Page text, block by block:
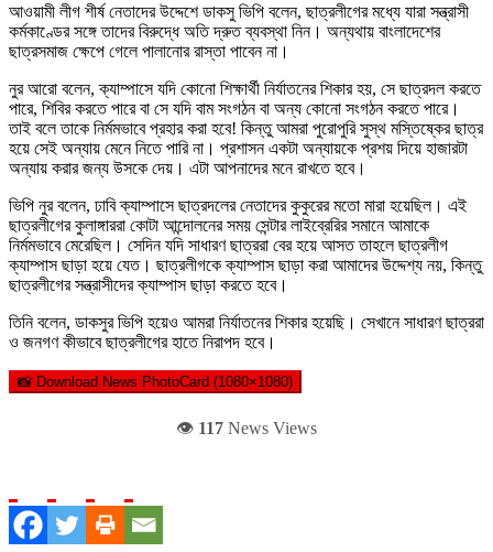
আওয়ামী লীগ শীর্ষ নেতাদের উদ্দেশে ডাকসু ভিপি বলেন, ছাত্রলীগের মধ্যে যারা সন্ত্রাসী
কর্মকাণ্ডের সঙ্গে তাদের বিরুদ্ধে অতি দ্রুত ব্যবস্থা নিন। অন্যথায় বাংলাদেশের
ছাত্রসমাজ ক্ষেপে গেলে পালানোর রাস্তা পাবেন না।
নুর আরো বলেন, ক্যাম্পাসে যদি কোনো শিক্ষার্থী নির্যাতনের শিকার হয়, সে ছাত্রদল করতে
পারে, শিবির করতে পারে বা সে যদি বাম সংগঠন বা অন্য কোনো সংগঠন করতে পারে।
তাই বলে তাকে নির্মমভাবে প্রহার করা হবে! কিন্তু আমরা পুরোপুরি সুস্থ মস্তিষ্কের ছাত্র
হয়ে সেই অন্যায় মেনে নিতে পারি না। প্রশাসন একটা অন্যায়কে প্রশয় দিয়ে হাজারটা
অন্যায় করার জন্য উসকে দেয়। এটা আপনাদের মনে রাখতে হবে।
ভিপি নুর বলেন, ঢাবি ক্যাম্পাসে ছাত্রদলের নেতাদের কুকুরের মতো মারা হয়েছিল। এই
ছাত্রলীগের কুলাঙ্গাররা কোটা আন্দোলনের সময় সেন্টার লাইব্রেরির সমানে আমাকে
নির্মমভাবে মেরেছিল। সেদিন যদি সাধারণ ছাত্ররা বের হয়ে আসত তাহলে ছাত্রলীগ
ক্যাম্পাস ছাড়া হয়ে যেত। ছাত্রলীগকে ক্যাম্পাস ছাড়া করা আমাদের উদ্দেশ্য নয়, কিন্তু
ছাত্রলীগের সন্ত্রাসীদের ক্যাম্পাস ছাড়া করতে হবে।
তিনি বলেন, ডাকসুর ভিপি হয়েও আমরা নির্যাতনের শিকার হয়েছি। সেখানে সাধারণ ছাত্ররা
ও জনগণ কীভাবে ছাত্রলীগের হাতে নিরাপদ হবে।
📸 Download News PhotoCard (1080×1080)
👁️ 117 News Views